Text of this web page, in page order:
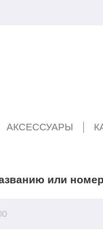
АКСЕССУАРЫ
или